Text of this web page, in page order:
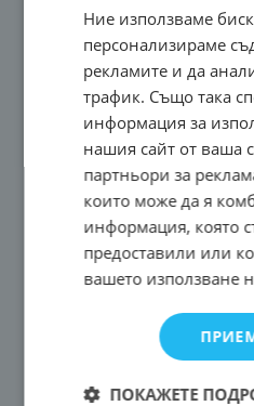
Ние използваме
персонализираме
рекламите и да
трафик. Също така
информация за
нашия сайт от ваша
партньори за
които може да я
информация, която
предоставили или
вашето използване
ПОКАЖЕТЕ